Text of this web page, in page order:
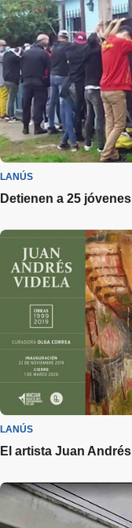
LANÚS
Detienen a 25
LANÚS
El artista Juan